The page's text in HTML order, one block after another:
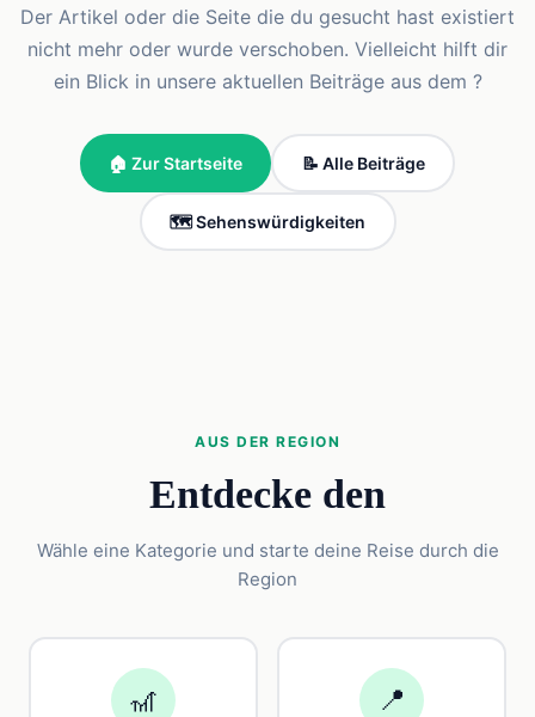
Der Artikel oder die Seite die du gesucht hast existiert
nicht mehr oder wurde verschoben. Vielleicht hilft dir
ein Blick in unsere aktuellen Beiträge aus dem ?
🏠 Zur Startseite 📝 Alle Beiträge
🗺️ Sehenswürdigkeiten
AUS DER REGION
Entdecke den
Wähle eine Kategorie und starte deine Reise durch die
Region
🎢 📍